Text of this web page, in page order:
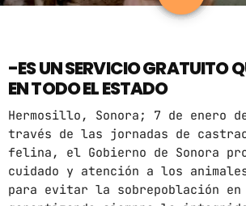
marzo 2025
febrero 2025
enero 2025
diciembre 2024
noviembre 2024
-ES UN SERVICIO GRATUITO
EN TODO EL ESTADO
Hermosillo, Sonora; 7 de enero
través de las jornadas de
felina, el Gobierno de Sonora
cuidado y atención a los
para evitar la sobrepoblación en